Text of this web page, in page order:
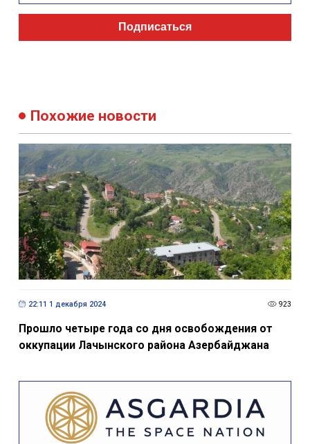
Подписаться
Похожие новости
22:11 1 декабря 2024 923
Прошло четыре года со дня освобождения от
оккупации Лачынского района Азербайджана